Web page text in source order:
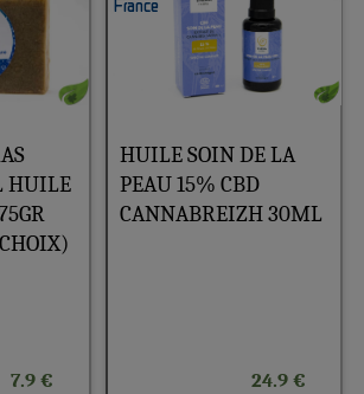
HUILE
7.9 €
HUILE SOIN DE LA
PEAU 15% CBD
CANNABREIZH 30ML
24.9 €